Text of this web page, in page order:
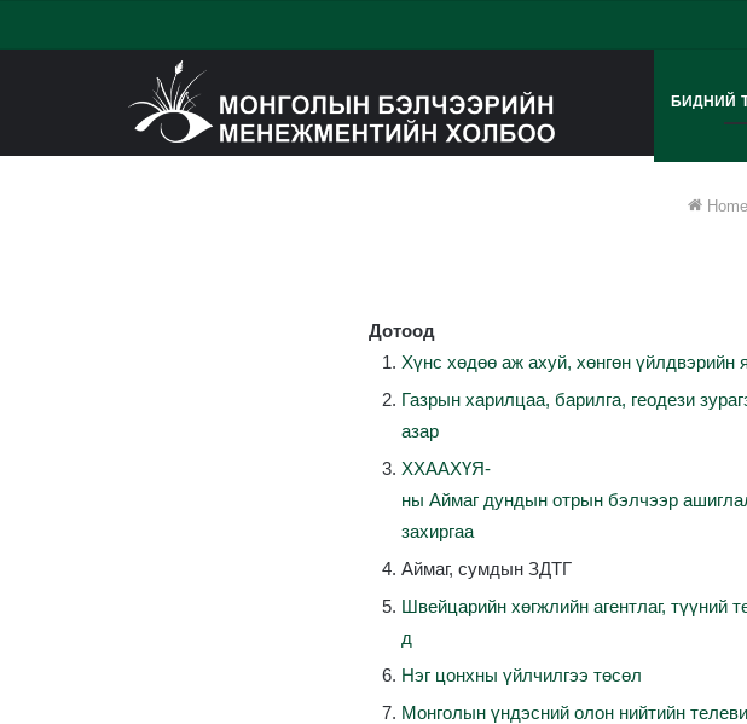
БИДНИЙ
Home
Дотоод
Хүнс хөдөө аж ахуй, хөнгөн үйлдвэрийн
Газрын харилцаа, барилга, геодези
азар
ХХААХҮЯ-
ны Аймаг дундын отрын бэлчээр
захиргаа
Аймаг, сумдын ЗДТГ
Швейцарийн хөгжлийн агентлаг, түүний
д
Нэг цонхны үйлчилгээ төсөл
Монголын үндэсний олон нийтийн